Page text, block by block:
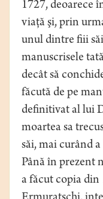
1727, deoarece
viaţă şi, prin
unul dintre fiii săi
manuscrisele
decât să
făcută de pe
definitivat al lui
moartea sa
săi, mai curând
Până în prezent
a făcut copia din